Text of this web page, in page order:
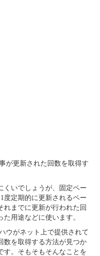
が更新された回数を取得す
くいでしょうが、固定ペー
度定期的に更新されるペー
れまでに更新が行われた回
用途などに使います。
ウがネット上で提供されて
数を取得する方法が見つか
す。そもそもそんなことを